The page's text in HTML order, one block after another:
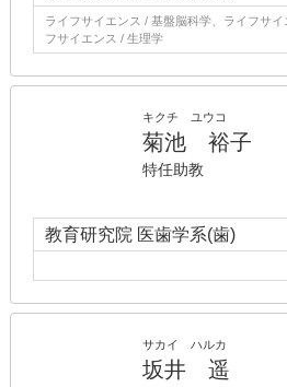
ライフサイエンス / 基盤脳科学、ライフサ
フサイエンス / 生理学
キクチ ユウコ
菊池 裕子
特任助教
教育研究院 医歯学系(歯)
サカイ ハルカ
坂井 遥